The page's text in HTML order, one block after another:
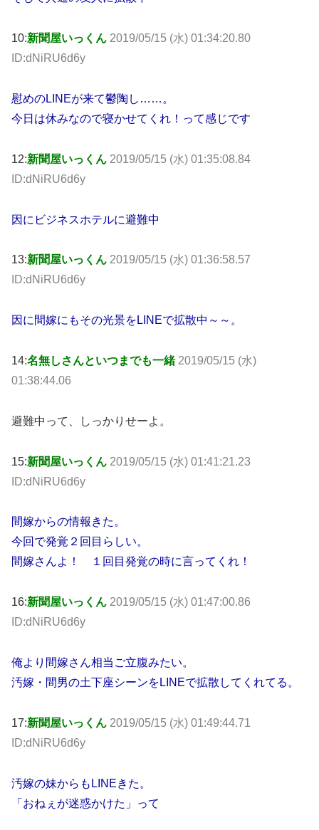
10:新聞屋いっくん 2019/05/15 (水) 01:34:20.80
ID:dNiRU6d6y
慰めのLINEが来て鬱陶し……。
今日は休みなので寝かせてくれ！って感じです
12:新聞屋いっくん 2019/05/15 (水) 01:35:08.84
ID:dNiRU6d6y
因にビジネスホテルに避難中
13:新聞屋いっくん 2019/05/15 (水) 01:36:58.57
ID:dNiRU6d6y
因に間嫁にもその光景をLINEで拡散中～～。
14:名無しさんといつまでも一緒 2019/05/15 (水)
01:38:44.06
避難中って、しっかりせーよ。
15:新聞屋いっくん 2019/05/15 (水) 01:41:21.23
ID:dNiRU6d6y
間嫁からの情報きた。
今回で発覚２回目らしい。
間嫁さんよ！ １回目発覚の時に言ってくれ！
16:新聞屋いっくん 2019/05/15 (水) 01:47:00.86
ID:dNiRU6d6y
俺より間嫁さん相当ご立腹みたい。
汚嫁・間男の土下座シーンをLINEで拡散してくれてる。
17:新聞屋いっくん 2019/05/15 (水) 01:49:44.71
ID:dNiRU6d6y
汚嫁の妹からもLINEきた。
「おねぇが迷惑かけた」って